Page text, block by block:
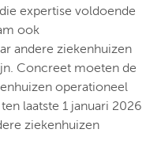
expertise voldoende
ook
andere ziekenhuizen
Concreet moeten de
operationeel
laatste 1 januari 2026
ziekenhuizen